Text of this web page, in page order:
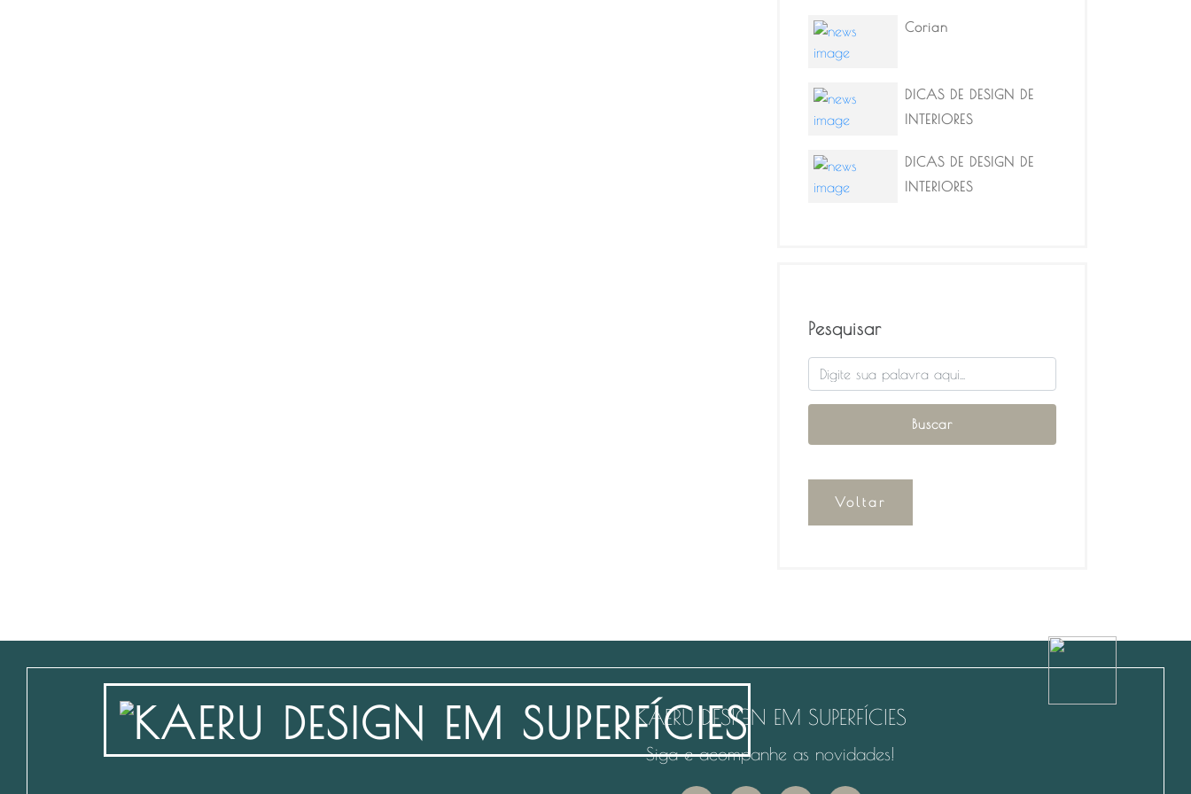
Corian
DICAS DE DESIGN DE
INTERIORES
DICAS DE DESIGN DE
INTERIORES
Pesquisar
Voltar
KAERU DESIGN EM SUPERFÍCIES
Siga e acompanhe as novidades!